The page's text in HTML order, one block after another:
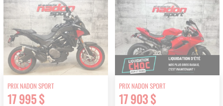
PRIX NADON SPORT
17 995 $
PRIX NADON SPORT
17 903 $